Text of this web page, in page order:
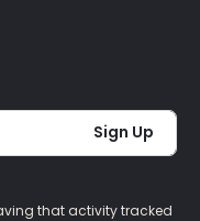
Sign Up
that activity tracked